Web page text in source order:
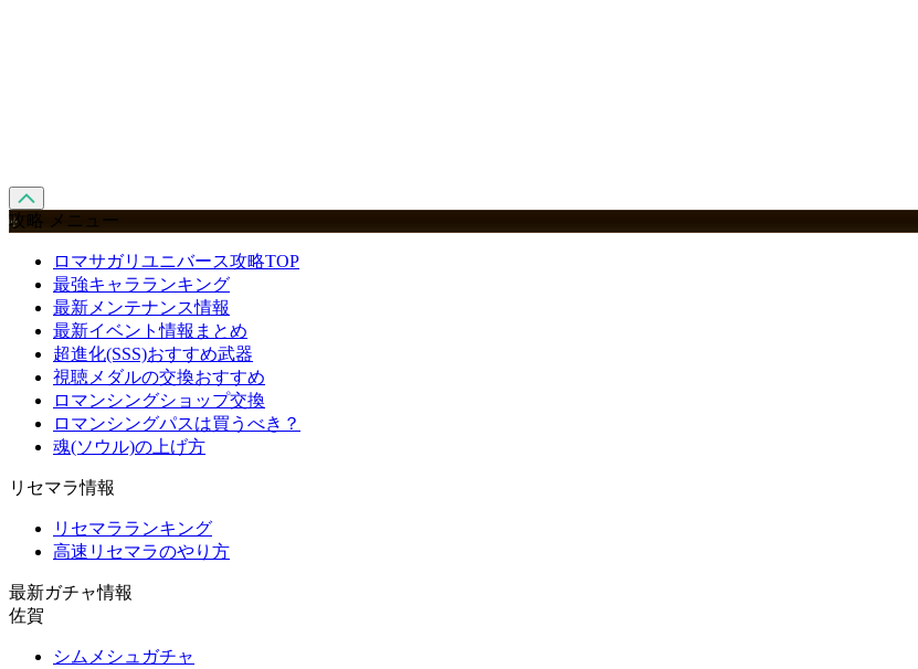
攻略 メニュー
ロマサガリユニバース攻略TOP
最強キャラランキング
最新メンテナンス情報
最新イベント情報まとめ
超進化(SSS)おすすめ武器
視聴メダルの交換おすすめ
ロマンシングショップ交換
ロマンシングパスは買うべき？
魂(ソウル)の上げ方
リセマラ情報
リセマラランキング
高速リセマラのやり方
最新ガチャ情報
佐賀
シムメシュガチャ